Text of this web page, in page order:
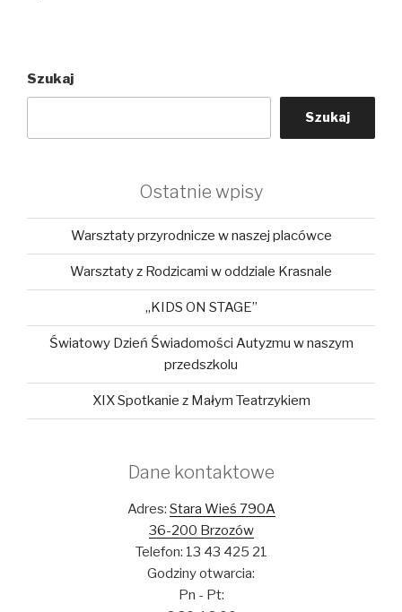
Szukaj
Szukaj
Ostatnie wpisy
Warsztaty przyrodnicze w naszej placówce
Warsztaty z Rodzicami w oddziale Krasnale
„KIDS ON STAGE”
Światowy Dzień Świadomości Autyzmu w naszym
przedszkolu
XIX Spotkanie z Małym Teatrzykiem
Dane kontaktowe
Adres: Stara Wieś 790A
36-200 Brzozów
Telefon: 13 43 425 21
Godziny otwarcia:
Pn - Pt: